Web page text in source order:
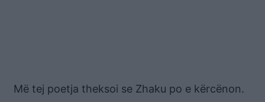
Më tej poetja theksoi se Zhaku po e kërcënon.